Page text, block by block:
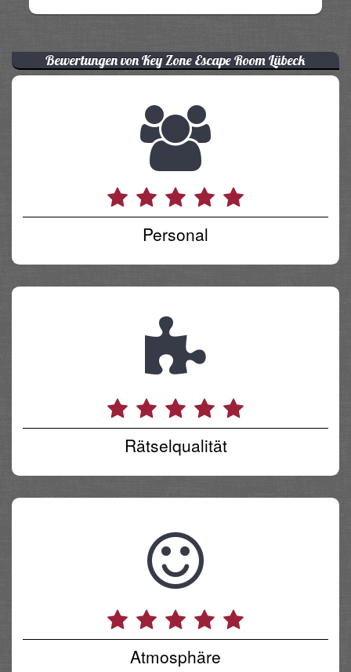
Bewertungen von Key Zone Escape Room Lübeck
Personal
Rätselqualität
Atmosphäre